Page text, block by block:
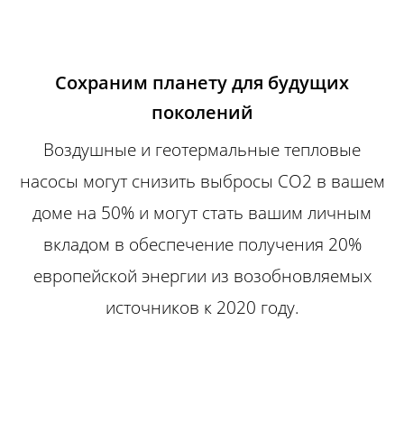
Сохраним планету для будущих
поколений
Воздушные и геотермальные тепловые
насосы могут снизить выбросы CO2 в вашем
доме на 50% и могут стать вашим личным
вкладом в обеспечение получения 20%
европейской энергии из возобновляемых
источников к 2020 году.